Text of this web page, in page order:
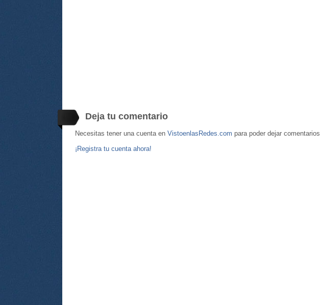
Deja tu comentario
Necesitas tener una cuenta en VistoenlasRedes.com para poder dejar comentarios.
¡Registra tu cuenta ahora!